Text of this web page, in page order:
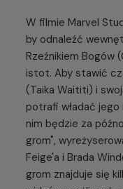
W filmie Marvel
by odnaleźć
Rzeźnikiem Bogów
istot. Aby stawić
(Taika Waititi) i
potrafi władać
nim będzie za
grom",
Feige'a i Brada
grom znajduje się